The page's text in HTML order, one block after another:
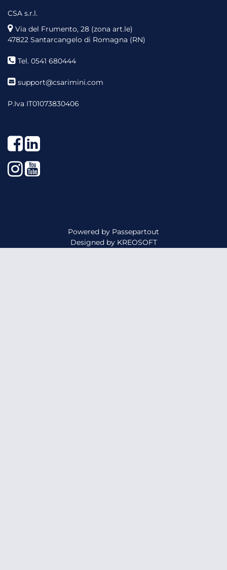
CSA s.r.l.
Via del Frumento, 28 (zona art.le)
47822 Santarcangelo di Romagna (RN)
Tel. 0541 680444
support@csarimini.com
P.Iva IT01073830406
Facebook
LinkedIn
Instagram
YouTube
Powered by Passepartout
Designed by KREOSOFT